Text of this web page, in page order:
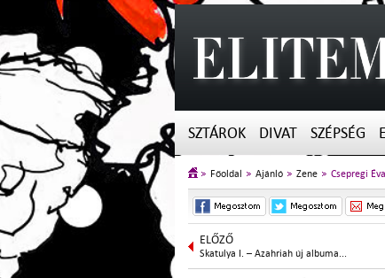
SZTÁROK DIVAT SZÉPSÉG
Főoldal Ajánló Zene Csepregi
ELŐZŐ
Skatulya I. – Azahriah új albuma...